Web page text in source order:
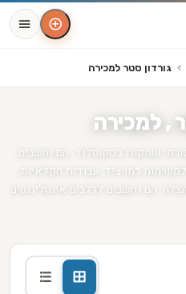
גורדון סטר למכירה
, למכירה
שמקורו בסקוטלנד. הם נחשבים
כמו ציד, עבודות חקלאיות,
הם נחשבים לכלבים אינטליגנטים
גינה גדולה ובעלי חצרות.